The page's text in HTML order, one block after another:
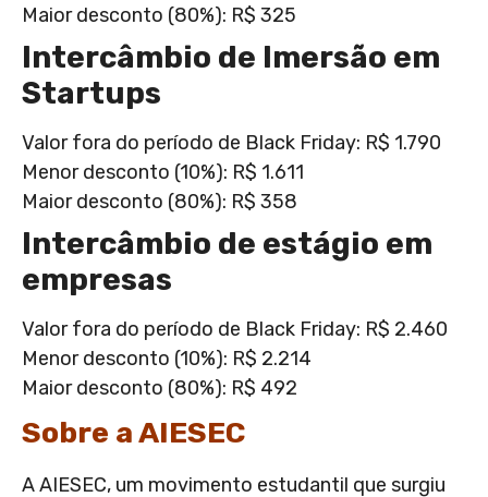
Maior desconto (80%): R$ 325
Intercâmbio de Imersão em
Startups
Valor fora do período de Black Friday: R$ 1.790
Menor desconto (10%): R$ 1.611
Maior desconto (80%): R$ 358
Intercâmbio de estágio em
empresas
Valor fora do período de Black Friday: R$ 2.460
Menor desconto (10%): R$ 2.214
Maior desconto (80%): R$ 492
Sobre a AIESEC
A AIESEC, um movimento estudantil que surgiu